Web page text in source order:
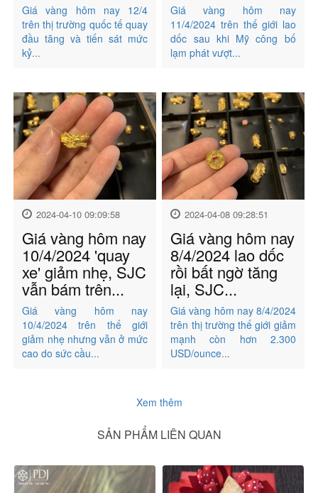
Giá vàng hôm nay 12/4
trên thị trường quốc tế quay
đầu tăng và tiến sát mức
kỷ...
Giá vàng hôm nay
11/4/2024 trên thế giới lao
dốc sau khi Mỹ công bố
lạm phát vượt...
2024-04-10 09:09:58
Giá vàng hôm nay
10/4/2024 'quay
xe' giảm nhẹ, SJC
vẫn bám trên...
Giá vàng hôm nay
10/4/2024 trên thế giới
giảm nhẹ nhưng vẫn ở mức
cao do sức cầu...
2024-04-08 09:28:51
Giá vàng hôm nay
8/4/2024 lao dốc
rồi bất ngờ tăng
lại, SJC...
Giá vàng hôm nay 8/4/2024
trên thị trường thế giới giảm
mạnh còn hơn 2.300
USD/ounce...
Xem thêm
SẢN PHẨM LIÊN QUAN